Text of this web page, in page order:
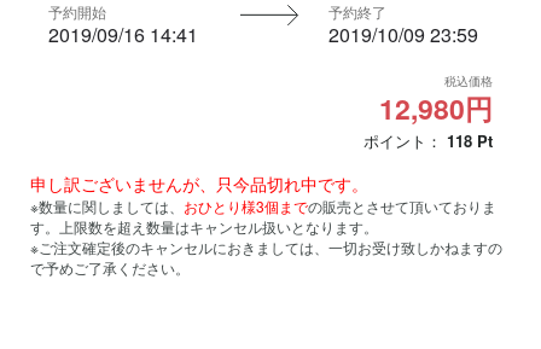
予約開始
2019/09/16 14:41
予約終了
2019/10/09 23:59
税込価格
12,980円
ポイント： 118 Pt
申し訳ございませんが、只今品切れ中です。
※数量に関しましては、 おひとり様3個までの販売とさせて頂いておりま
す。上限数を超え数量はキャンセル扱いとなります。
※ご注文確定後のキャンセルにおきましては、一切お受け致しかねますの
で予めご了承ください。